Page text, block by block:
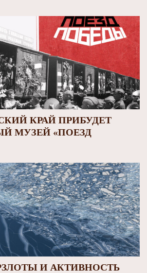
КРАЙ ПРИБУДЕТ
МУЗЕЙ «ПОЕЗД
И АКТИВНОСТЬ